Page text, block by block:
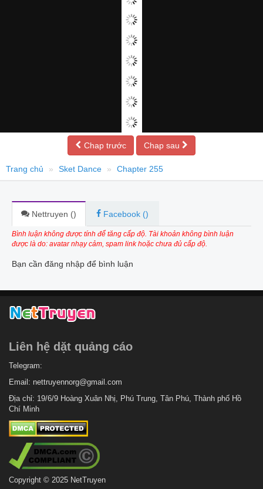
Chap trước Chap sau
Trang chủ Sket Dance Chapter 255
Nettruyen () Facebook ()
Bình luận không được tính để tăng cấp độ. Tài khoản không bình luận
được là do: avatar nhạy cảm, spam link hoặc chưa đủ cấp độ.
Bạn cần đăng nhập để bình luận
Liên hệ dặt quảng cáo
Telegram:
Email: nettruyennorg@gmail.com
Địa chỉ: 19/6/9 Hoàng Xuân Nhị, Phú Trung, Tân Phú, Thành phố Hồ
Chí Minh
Copyright © 2025 NetTruyen